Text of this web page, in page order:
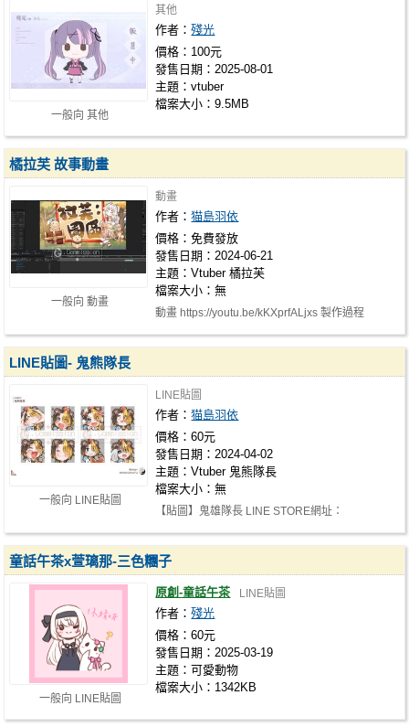
一般向 其他
其他
作者：殘光
價格：100元
發售日期：2025-08-01
主題：vtuber
檔案大小：9.5MB
一般向 動畫
橘拉芙 故事動畫
動畫
作者：猫島羽依
價格：免費發放
發售日期：2024-06-21
主題：Vtuber 橘拉芙
檔案大小：無
動畫 https://youtu.be/kKXprfALjxs 製作過程
一般向 LINE貼圖
LINE貼圖- 鬼熊隊長
LINE貼圖
作者：猫島羽依
價格：60元
發售日期：2024-04-02
主題：Vtuber 鬼熊隊長
檔案大小：無
【貼圖】鬼雄隊長 LINE STORE網址：
一般向 LINE貼圖
童話午茶x萱璃那-三色糰子
原創-童話午茶 LINE貼圖
作者：殘光
價格：60元
發售日期：2025-03-19
主題：可愛動物
檔案大小：1342KB